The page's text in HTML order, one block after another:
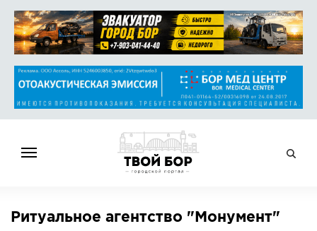
НОВОСТИ
Ритуальное агентство "Монумент"